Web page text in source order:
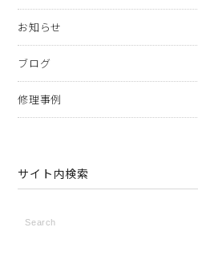
お知らせ
ブログ
修理事例
サイト内検索